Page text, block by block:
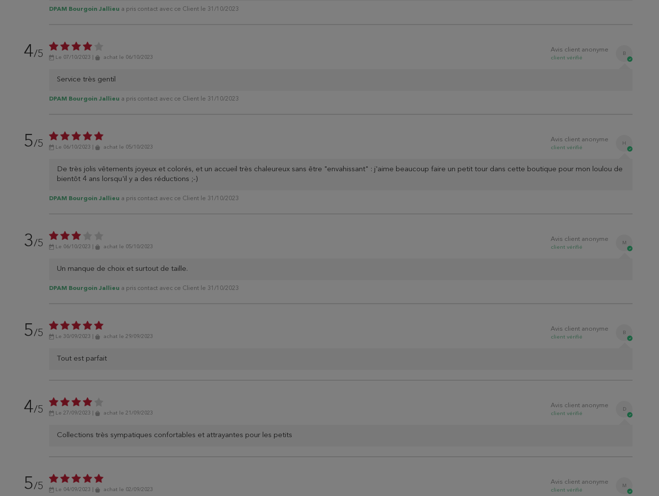
DPAM Bourgoin Jallieu a pris contact avec ce Client le 31/10/2023
4/5 Le 07/10/2023 achat le 06/10/2023
Avis client anonyme
client vérifié
B
Service très gentil
DPAM Bourgoin Jallieu a pris contact avec ce Client le 31/10/2023
5/5 Le 06/10/2023 achat le 05/10/2023
Avis client anonyme
client vérifié
H
De très jolis vêtements joyeux et colorés, et un accueil très chaleureux sans être "envahissant" : j'aime beaucoup faire un petit tour dans cette boutique pour mon loulou de
bientôt 4 ans lorsqu'il y a des réductions ;-)
DPAM Bourgoin Jallieu a pris contact avec ce Client le 31/10/2023
3/5 Le 06/10/2023 achat le 05/10/2023
Avis client anonyme
client vérifié
M
Un manque de choix et surtout de taille.
DPAM Bourgoin Jallieu a pris contact avec ce Client le 31/10/2023
5/5 Le 30/09/2023 achat le 29/09/2023
Avis client anonyme
client vérifié
B
Tout est parfait
4/5 Le 27/09/2023 achat le 21/09/2023
Avis client anonyme
client vérifié
D
Collections très sympatiques confortables et attrayantes pour les petits
5/5 Le 04/09/2023 achat le 02/09/2023
Avis client anonyme
client vérifié
M